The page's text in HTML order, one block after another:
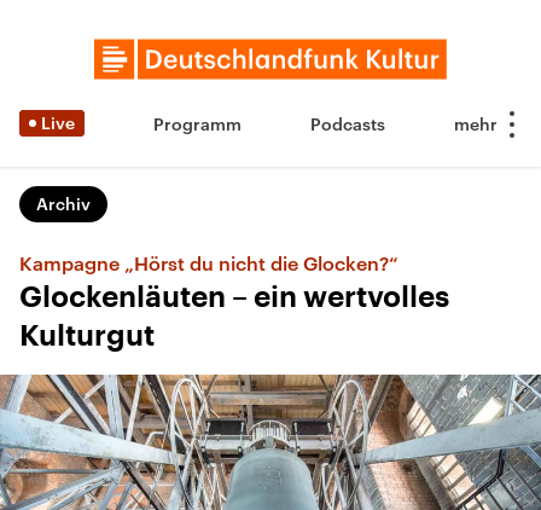
Live Programm Podcasts
Archiv
Kampagne „Hörst du nicht die Glocken?“
Glockenläuten – ein wertvolles
Kulturgut